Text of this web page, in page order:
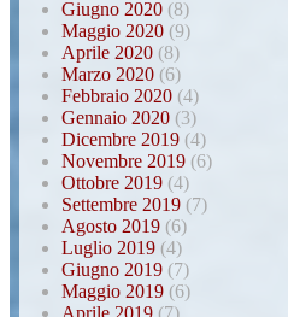
Giugno 2020 (8)
Maggio 2020 (9)
Aprile 2020 (8)
Marzo 2020 (6)
Febbraio 2020 (4)
Gennaio 2020 (3)
Dicembre 2019 (4)
Novembre 2019 (6)
Ottobre 2019 (4)
Settembre 2019 (7)
Agosto 2019 (6)
Luglio 2019 (4)
Giugno 2019 (7)
Maggio 2019 (6)